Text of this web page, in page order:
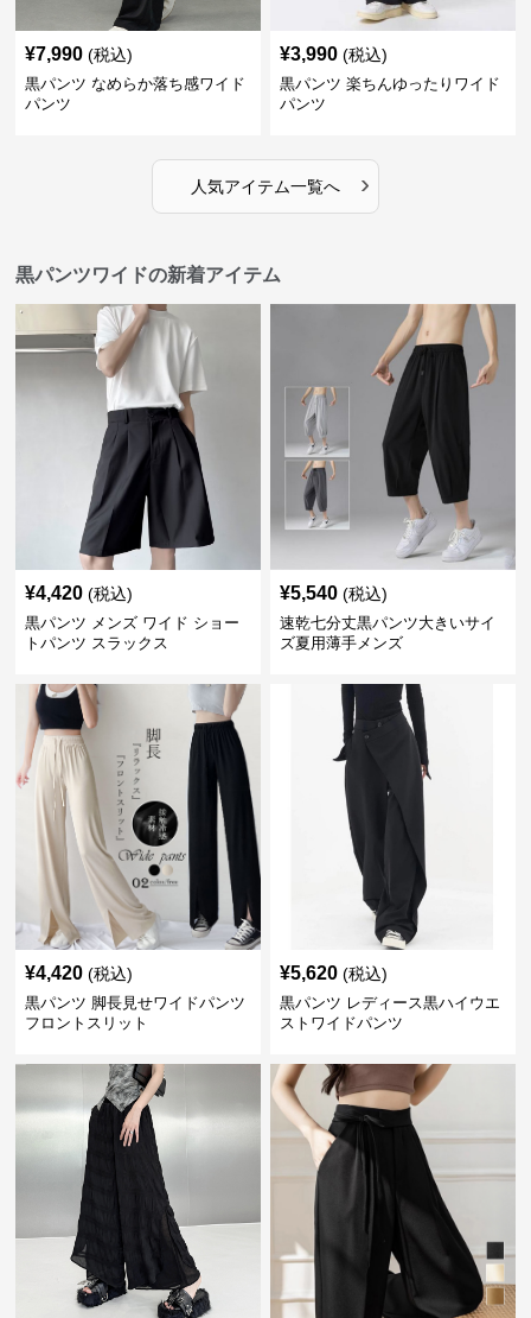
¥7,990 (税込)
黒パンツ なめらか落ち感ワイド
パンツ
¥3,990 (税込)
黒パンツ 楽ちんゆったりワイド
パンツ
人気アイテム一覧へ ›
黒パンツワイドの新着アイテム
¥4,420 (税込)
黒パンツ メンズ ワイド ショー
トパンツ スラックス
¥5,540 (税込)
速乾七分丈黒パンツ大きいサイ
ズ夏用薄手メンズ
¥4,420 (税込)
黒パンツ 脚長見せワイドパンツ
フロントスリット
¥5,620 (税込)
黒パンツ レディース黒ハイウエ
ストワイドパンツ